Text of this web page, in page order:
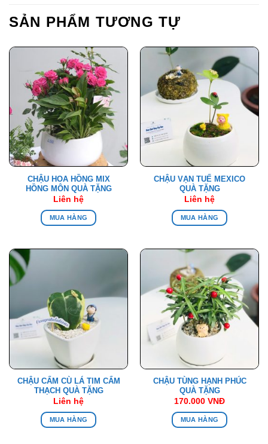
SẢN PHẨM TƯƠNG TỰ
CHẬU HOA HỒNG MIX
HỒNG MÔN QUÀ TẶNG
Liên hệ
MUA HÀNG
CHẬU VẠN TUẾ MEXICO
QUÀ TẶNG
Liên hệ
MUA HÀNG
CHẬU CẨM CÙ LÁ TIM CẨM
THẠCH QUÀ TẶNG
Liên hệ
MUA HÀNG
CHẬU TÙNG HẠNH PHÚC
QUÀ TẶNG
170.000 VNĐ
MUA HÀNG